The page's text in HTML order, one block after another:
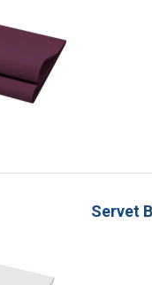
Servet